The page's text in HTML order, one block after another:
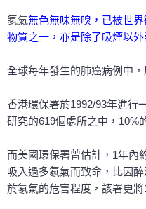
氡氣無色無味無嗅，已被世
物質之一，亦是除了吸煙以
全球每年發生的肺癌病例中
香港環保署於1992/93年進行
研究的619個處所之中，10%
而美國環保署曾估計，1年內
吸入過多氡氣而致命，比因
於氡氣的危害程度，該署更